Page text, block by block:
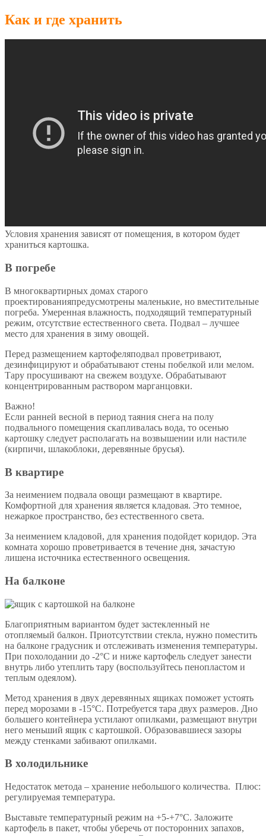
Как и где хранить
Условия хранения зависят от помещения, в котором будет
храниться картошка.
В погребе
В многоквартирных домах старого
проектированияпредусмотрены маленькие, но вместительные
погреба. Умеренная влажность, подходящий температурный
режим, отсутствие естественного света. Подвал – лучшее
место для хранения в зиму овощей.
Перед размещением картофеляподвал проветривают,
дезинфицируют и обрабатывают стены побелкой или мелом.
Тару просушивают на свежем воздухе. Обрабатывают
концентрированным раствором марганцовки.
Важно!
Если ранней весной в период таяния снега на полу
подвального помещения скапливалась вода, то осенью
картошку следует располагать на возвышении или настиле
(кирпичи, шлакоблоки, деревянные брусья).
В квартире
За неимением подвала овощи размещают в квартире.
Комфортной для хранения является кладовая. Это темное,
нежаркое пространство, без естественного света.
За неимением кладовой, для хранения подойдет коридор. Эта
комната хорошо проветривается в течение дня, зачастую
лишена источника естественного освещения.
На балконе
Благоприятным вариантом будет застекленный не
отопляемый балкон. Приотсутствии стекла, нужно поместить
на балконе градусник и отслеживать изменения температуры.
При похолодании до -2°С и ниже картофель следует занести
внутрь либо утеплить тару (воспользуйтесь пенопластом и
теплым одеялом).
Метод хранения в двух деревянных ящиках поможет устоять
перед морозами в -15°С. Потребуется тара двух размеров. Дно
большего контейнера устилают опилками, размещают внутри
него меньший ящик с картошкой. Образовавшиеся зазоры
между стенками забивают опилками.
В холодильнике
Недостаток метода – хранение небольшого количества. Плюс:
регулируемая температура.
Выставьте температурный режим на +5-+7°С. Заложите
картофель в пакет, чтобы уберечь от посторонних запахов,